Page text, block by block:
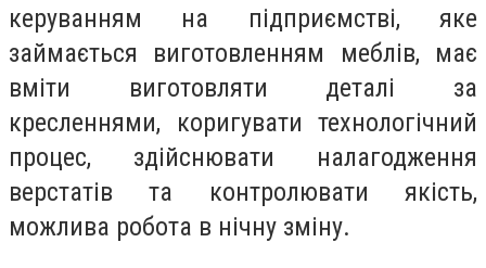
керуванням на підприємстві, яке
займається виготовленням меблів, має
вміти виготовляти деталі за
кресленнями, коригувати технологічний
процес, здійснювати налагодження
верстатів та контролювати якість,
можлива робота в нічну зміну.